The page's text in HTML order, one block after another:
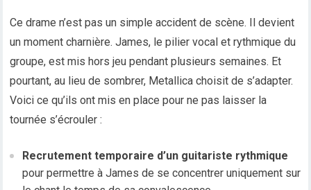
Ce drame n’est pas un simple accident de scène. Il devient
un moment charnière. James, le pilier vocal et rythmique du
groupe, est mis hors jeu pendant plusieurs semaines. Et
pourtant, au lieu de sombrer, Metallica choisit de s’adapter.
Voici ce qu’ils ont mis en place pour ne pas laisser la
tournée s’écrouler :
Recrutement temporaire d’un guitariste rythmique
pour permettre à James de se concentrer uniquement sur